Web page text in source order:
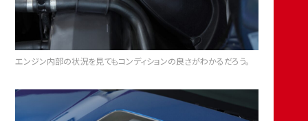
エンジン内部の状況を見てもコンディションの良さがわかるだろう。